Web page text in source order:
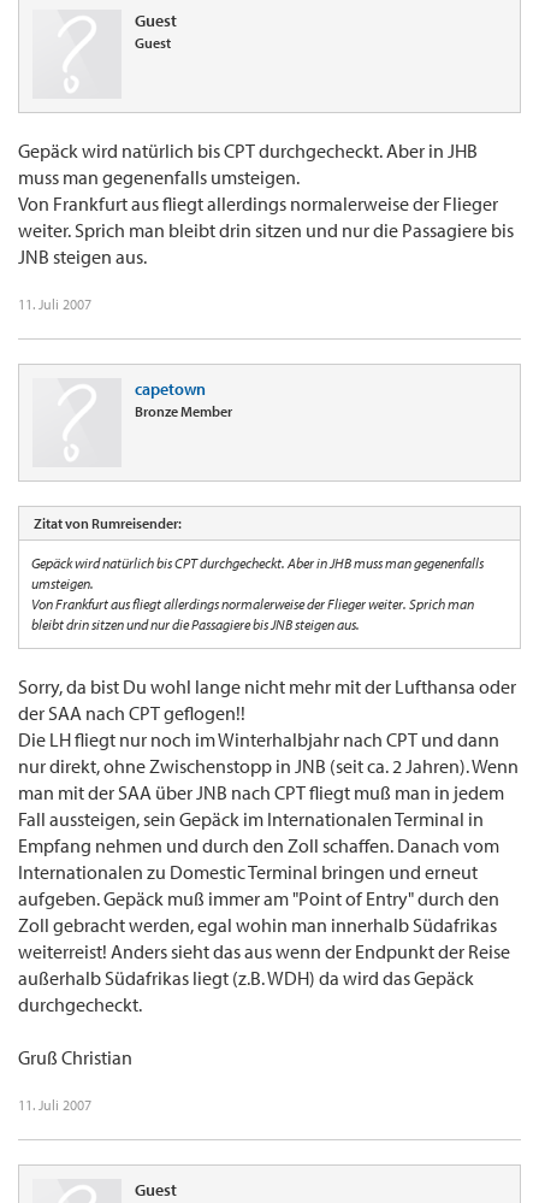
Guest
Guest
Gepäck wird natürlich bis CPT durchgecheckt. Aber in JHB
muss man gegenenfalls umsteigen.
Von Frankfurt aus fliegt allerdings normalerweise der Flieger
weiter. Sprich man bleibt drin sitzen und nur die Passagiere bis
JNB steigen aus.
11. Juli 2007
capetown
Bronze Member
Zitat von Rumreisender:
Gepäck wird natürlich bis CPT durchgecheckt. Aber in JHB muss man gegenenfalls
umsteigen.
Von Frankfurt aus fliegt allerdings normalerweise der Flieger weiter. Sprich man
bleibt drin sitzen und nur die Passagiere bis JNB steigen aus.
Sorry, da bist Du wohl lange nicht mehr mit der Lufthansa oder
der SAA nach CPT geflogen!!
Die LH fliegt nur noch im Winterhalbjahr nach CPT und dann
nur direkt, ohne Zwischenstopp in JNB (seit ca. 2 Jahren). Wenn
man mit der SAA über JNB nach CPT fliegt muß man in jedem
Fall aussteigen, sein Gepäck im Internationalen Terminal in
Empfang nehmen und durch den Zoll schaffen. Danach vom
Internationalen zu Domestic Terminal bringen und erneut
aufgeben. Gepäck muß immer am "Point of Entry" durch den
Zoll gebracht werden, egal wohin man innerhalb Südafrikas
weiterreist! Anders sieht das aus wenn der Endpunkt der Reise
außerhalb Südafrikas liegt (z.B. WDH) da wird das Gepäck
durchgecheckt.
Gruß Christian
11. Juli 2007
Guest